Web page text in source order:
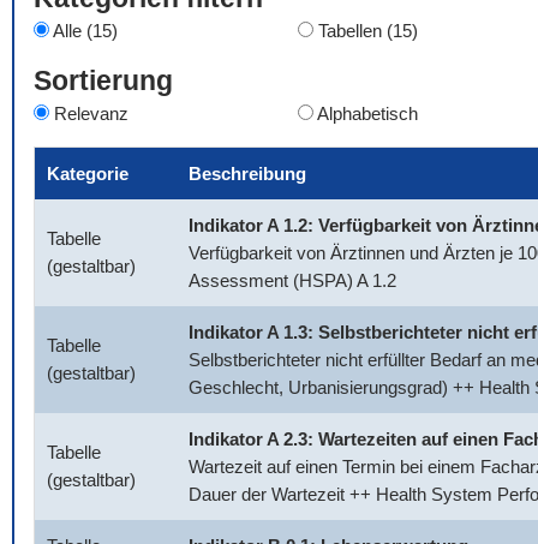
Alle (15) Tabellen (15)
Sortierung
Relevanz Alphabetisch
Kategorie Beschreibung
Tabelle
(gestaltbar)
Indikator A 1.2: Verfügbarkeit von
Verfügbarkeit von Ärztinnen und Ärzten je
Assessment (HSPA) A 1.2
Tabelle
(gestaltbar)
Indikator A 1.3: Selbstberichteter nicht
Selbstberichteter nicht erfüllter Bedarf an
Geschlecht, Urbanisierungsgrad) ++
Tabelle
(gestaltbar)
Indikator A 2.3: Wartezeiten auf einen
Wartezeit auf einen Termin bei einem
Dauer der Wartezeit ++ Health System